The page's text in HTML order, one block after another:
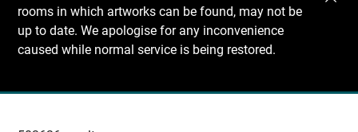
rooms in which artworks can be found, may not be
up to date. We apologise for any inconvenience
caused while normal service is being restored.
Recherche